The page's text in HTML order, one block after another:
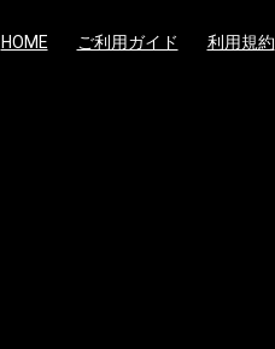
HOME ご利用ガイド 利用規約